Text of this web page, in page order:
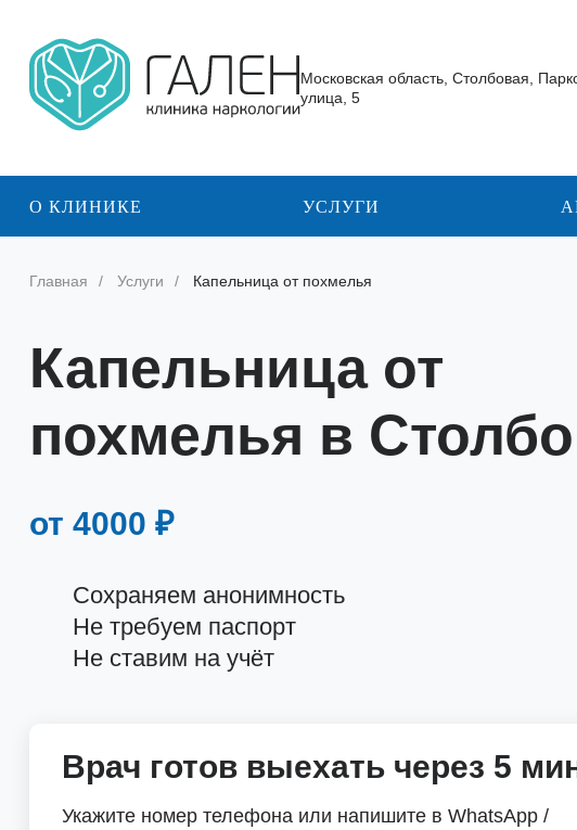
Московская область, Столбовая,
улица, 5
О КЛИНИКЕ УСЛУГИ
Главная Услуги Капельница от похмелья
Капельница от
похмелья в
от 4000 ₽
Сохраняем анонимность
Не требуем паспорт
Не ставим на учёт
Врач готов выехать через 5
Укажите номер телефона или напишите в WhatsApp /